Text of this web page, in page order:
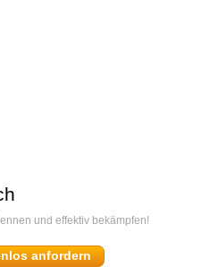
und effektiv bekämpfen!
anfordern